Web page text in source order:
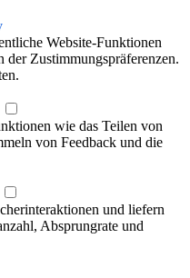
Website-Funktionen
der Zustimmungspräferenzen.
wie das Teilen von
von Feedback und die
und liefern
Absprungrate und